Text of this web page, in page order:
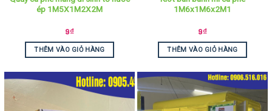
ép 1M5X1M2X2M
9₫
THÊM VÀO GIỎ HÀNG
1M6x1M6x2M1
9₫
THÊM VÀO GIỎ HÀNG